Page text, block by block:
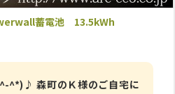
蓄電池 13.5kWh
^*)♪ 森町のＫ様のご自宅に